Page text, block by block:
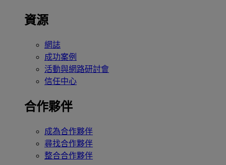
資源
網誌
成功案例
活動與網路研討會
信任中心
合作夥伴
成為合作夥伴
尋找合作夥伴
整合合作夥伴